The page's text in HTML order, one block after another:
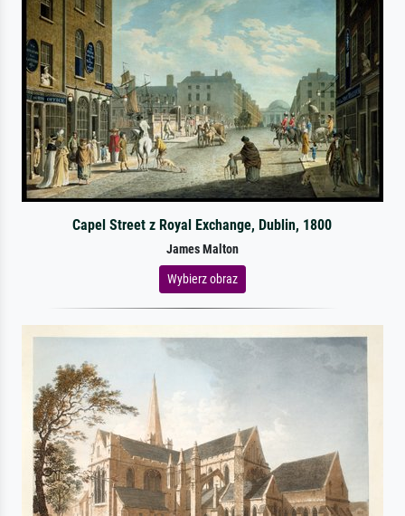
Capel Street z Royal Exchange, Dublin, 1800
James Malton
Wybierz obraz